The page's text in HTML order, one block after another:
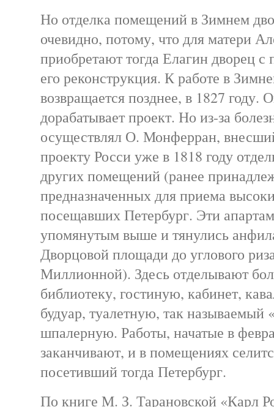
Но отделка помещений в Зимнем
очевидно, потому, что для матери
приобретают тогда Елагин дворец с
его реконструкция. К работе в
возвращается позднее, в 1827 году.
дорабатывает проект. Но из-за
осуществлял О. Монферран,
проекту Росси уже в 1818 году
других помещений (ранее
предназначенных для приема
посещавших Петербург. Эти
упомянутым выше и тянулись
Дворцовой площади до углового
Миллионной). Здесь отделывают
библиотеку, гостиную, кабинет,
будуар, туалетную, так называемый
шпалерную. Работы, начатые в
заканчивают, и в помещениях
посетивший тогда Петербург.
По книге М. З. Тарановской «Карл